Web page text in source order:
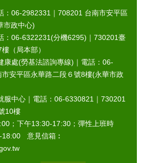
：06-2982331｜ 708201 台南市安平區
市政中心)
：06-6322231(分機6295)｜ 730201臺
（局本部）
康處(勞基法諮詢專線)｜電話：06-
市安平區永華路二段６號8樓(永華市政
服中心｜電話：06-6330821｜ 730201
10樓
；下午13:30-17:30；彈性上班時
18:00 意見信箱︰